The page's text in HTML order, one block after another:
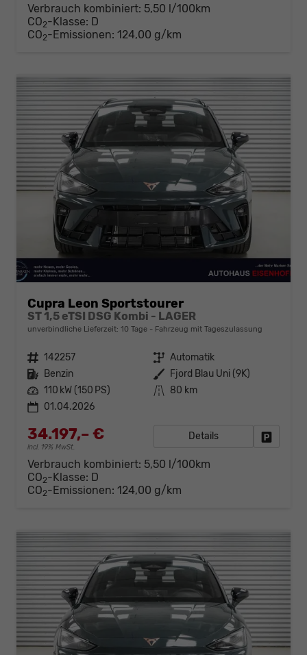
Verbrauch kombiniert: 5,50 l/100km
CO2-Klasse: D
CO2-Emissionen: 124,00 g/km
Cupra Leon Sportstourer
ST 1,5 eTSI DSG Kombi - LAGER
unverbindliche Lieferzeit: 10 Tage Fahrzeug mit Tageszulassung
Fahrzeugnr. 142257 Getriebe Automatik
Kraftstoff Benzin Außenfarbe Fjord Blau Uni (9K)
Leistung 110 kW (150 PS) Kilometerstand 80 km
01.04.2026
34.197,– €
incl. 19% MwSt.
Details
Verbrauch kombiniert: 5,50 l/100km
CO2-Klasse: D
CO2-Emissionen: 124,00 g/km